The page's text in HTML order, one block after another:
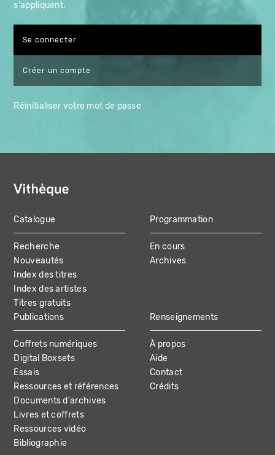
s'appliquent.
Créer un compte
Réinitialiser votre mot de passe
MAIN
NAVIGATION
Catalogue
Recherche
Nouveautés
Index des titres
Index des artistes
Titres gratuits
Programmation
En cours
Archives
Publications
Coffrets numériques
Digital Boxsets
Essais
Ressources et références
Documents d'archives
Livres et coffrets
Ressources vidéo
Bibliographie
Renseignements
À propos
Aide
Contact
Crédits